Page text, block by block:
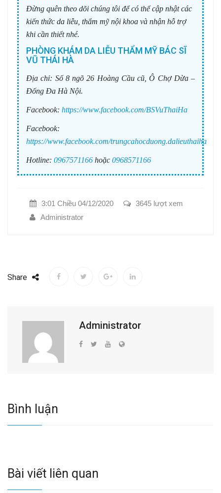
Đừng quên theo dõi chúng tôi để có thể cập nhật các
kiến thức da liễu, thẩm mỹ nội khoa và nhận hỗ trợ
khi cần thiết nhé.
PHÒNG KHÁM DA LIỄU THẨM MỸ BÁC SĨ
VŨ THÁI HÀ
Địa chỉ: Số 8 ngõ 26 Hoàng Cầu cũ, Ô Chợ Dừa –
Đống Đa Hà Nội.
Facebook: https://www.facebook.com/BSVuThaiHa
Facebook:
https://www.facebook.com/trungcahocduong.dalieuthaiha
Hotline: 0967571166 hoặc 0968571166
3:01 Chiều 04/12/2020
3645 lượt xem
Administrator
Share
Administrator
Bình luận
Bài viết liên quan